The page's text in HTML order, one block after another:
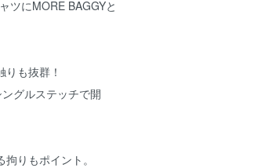
ツにMORE BAGGYと
も抜群！
グルステッチで開
りもポイント。